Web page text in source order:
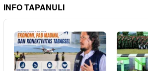
INFO TAPANULI